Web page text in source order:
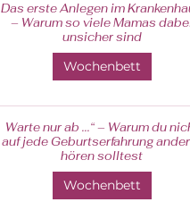
Das erste Anlegen im
– Warum so viele Mamas dabei
unsicher sind
Wochenbett
Warte nur ab ...“ – Warum du nicht
auf jede Geburtserfahrung
hören solltest
Wochenbett